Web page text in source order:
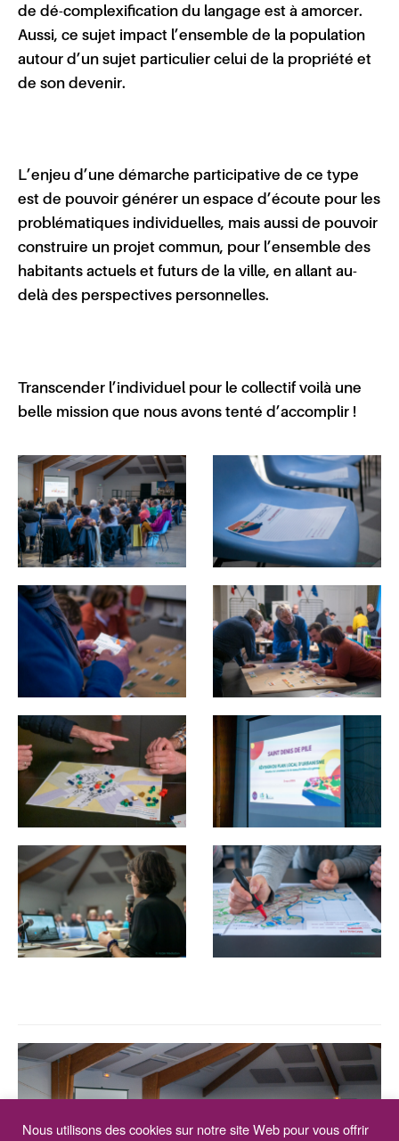
de dé-complexification du langage est à amorcer.
Aussi, ce sujet impact l’ensemble de la population
autour d’un sujet particulier celui de la propriété et
de son devenir.
L’enjeu d’une démarche participative de ce type
est de pouvoir générer un espace d’écoute pour les
problématiques individuelles, mais aussi de pouvoir
construire un projet commun, pour l’ensemble des
habitants actuels et futurs de la ville, en allant au-
delà des perspectives personnelles.
Transcender l’individuel pour le collectif voilà une
belle mission que nous avons tenté d’accomplir !
Nous utilisons des cookies sur notre site Web pour vous offrir